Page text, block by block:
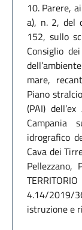
10. Parere,
a), n. 2, del
152, sullo
Consiglio
mare,
Piano
(PAI)
Campania
idrografico
Cava dei
Pellezzano,
4.14/2019/
istruzione e